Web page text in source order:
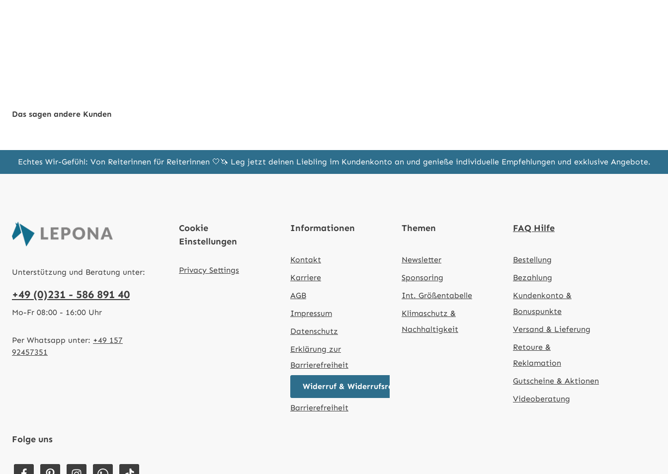
Das sagen andere Kunden
Echtes Wir-Gefühl: Von Reiterinnen für Reiterinnen 🤍🦄 Leg jetzt deinen Liebling im Kundenkonto an und genieße individuelle Empfehlungen und exklusive Angebote.
Unterstützung und Beratung unter:
+49 (0)231 - 586 891 40
Mo-Fr 08:00 - 16:00 Uhr
Per Whatsapp unter: +49 157
92457351
Cookie
Einstellungen
Privacy Settings
Informationen
Kontakt
Karriere
AGB
Impressum
Datenschutz
Erklärung zur
Barrierefreiheit
Widerruf & Widerrufsrecht
Barrierefreiheit
Themen
Newsletter
Sponsoring
Int. Größentabelle
Klimaschutz &
Nachhaltigkeit
FAQ Hilfe
Bestellung
Bezahlung
Kundenkonto &
Bonuspunkte
Versand & Lieferung
Retoure &
Reklamation
Gutscheine & Aktionen
Videoberatung
Folge uns